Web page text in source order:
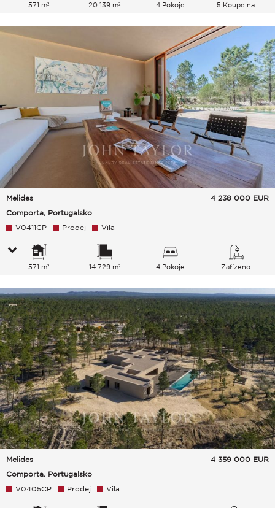
571 m² 20 139 m² 4 Pokoje 5 Koupelna
Melides
Comporta, Portugalsko
4 238 000 EUR
V0411CP Prodej Vila
571 m² 14 729 m² 4 Pokoje Zařízeno
Melides
Comporta, Portugalsko
4 359 000 EUR
V0405CP Prodej Vila